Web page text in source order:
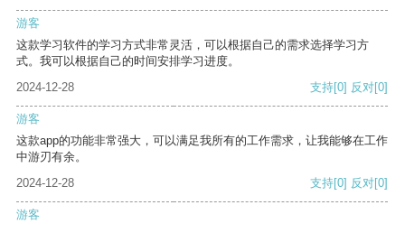
游客
这款学习软件的学习方式非常灵活，可以根据自己的需求选择学习方
式。我可以根据自己的时间安排学习进度。
2024-12-28
支持[0] 反对[0]
游客
这款app的功能非常强大，可以满足我所有的工作需求，让我能够在工作
中游刃有余。
2024-12-28
支持[0] 反对[0]
游客